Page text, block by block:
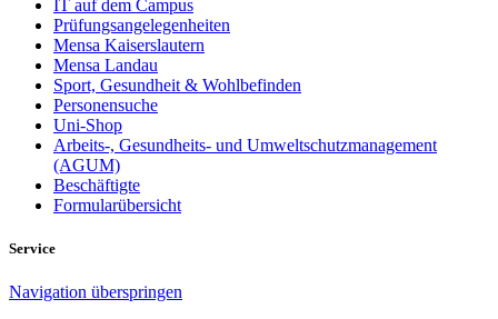
IT auf dem Campus
Prüfungsangelegenheiten
Mensa Kaiserslautern
Mensa Landau
Sport, Gesundheit & Wohlbefinden
Personensuche
Uni-Shop
Arbeits-, Gesundheits- und Umweltschutzmanagement
(AGUM)
Beschäftigte
Formularübersicht
Service
Navigation überspringen